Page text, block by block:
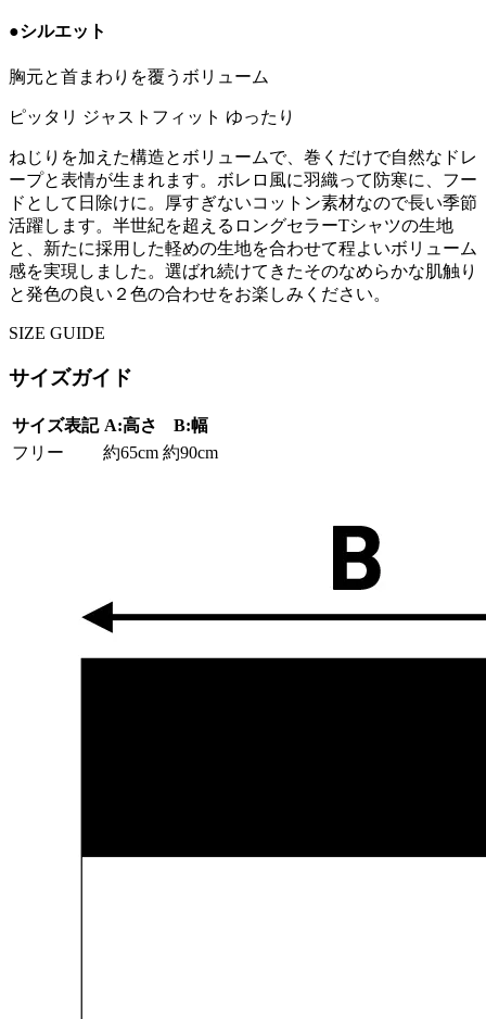
●シルエット
胸元と首まわりを覆うボリューム
ピッタリ ジャストフィット ゆったり
ねじりを加えた構造とボリュームで、巻くだけで自然なドレ
ープと表情が生まれます。ボレロ風に羽織って防寒に、フー
ドとして日除けに。厚すぎないコットン素材なので長い季節
活躍します。半世紀を超えるロングセラーTシャツの生地
と、新たに採用した軽めの生地を合わせて程よいボリューム
感を実現しました。選ばれ続けてきたそのなめらかな肌触り
と発色の良い２色の合わせをお楽しみください。
SIZE GUIDE
サイズガイド
サイズ表記 A:高さ
B:幅
フリー
約65cm 約90cm